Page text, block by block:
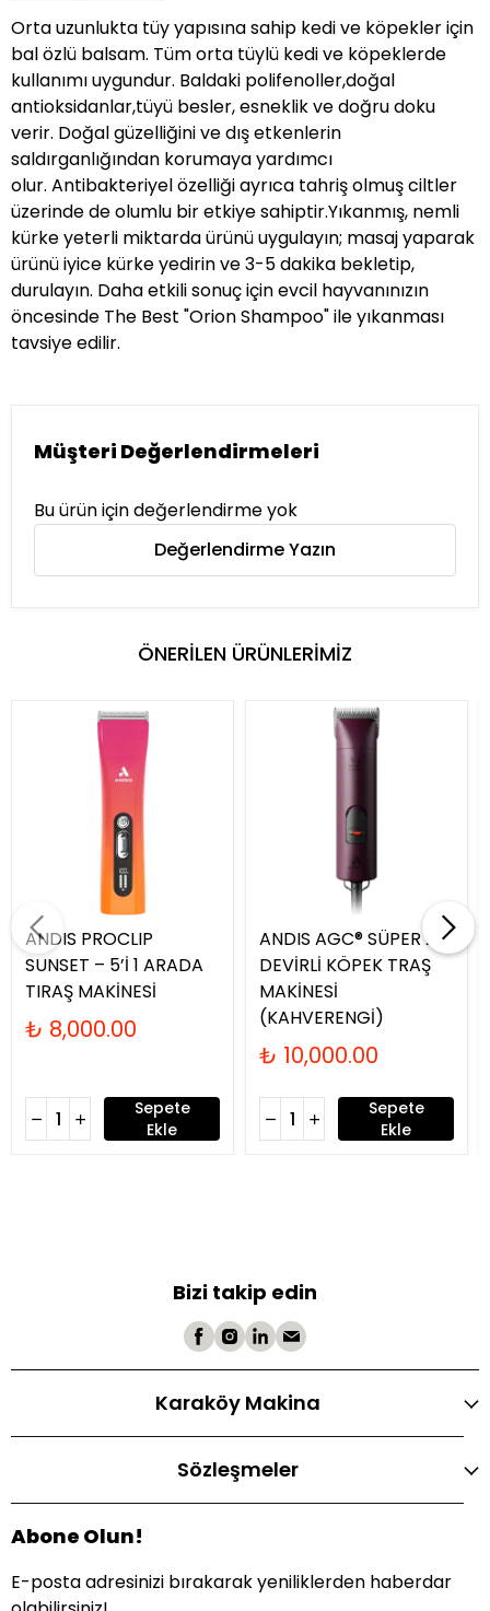
Orta uzunlukta tüy yapısına sahip kedi ve köpekler için
bal özlü balsam. Tüm orta tüylü kedi ve köpeklerde
kullanımı uygundur. Baldaki polifenoller,doğal
antioksidanlar,tüyü besler, esneklik ve doğru doku
verir. Doğal güzelliğini ve dış etkenlerin
saldırganlığından korumaya yardımcı
olur. Antibakteriyel özelliği ayrıca tahriş olmuş ciltler
üzerinde de olumlu bir etkiye sahiptir.Yıkanmış, nemli
kürke yeterli miktarda ürünü uygulayın; masaj yaparak
ürünü iyice kürke yedirin ve 3-5 dakika bekletip,
durulayın. Daha etkili sonuç için evcil hayvanınızın
öncesinde The Best "Orion Shampoo" ile yıkanması
tavsiye edilir.
Müşteri Değerlendirmeleri
Bu ürün için değerlendirme yok
Değerlendirme Yazın
ÖNERİLEN ÜRÜNLERİMİZ
ANDIS PROCLIP
SUNSET – 5’İ 1 ARADA
TIRAŞ MAKİNESİ
₺ 8,000.00
Sepete
Ekle
ANDIS AGC® SÜPER 2-
DEVİRLİ KÖPEK TRAŞ
MAKİNESİ
(KAHVERENGİ)
₺ 10,000.00
Sepete
Ekle
Bizi takip edin
Karaköy Makina
Sözleşmeler
Abone Olun!
E-posta adresinizi bırakarak yeniliklerden haberdar